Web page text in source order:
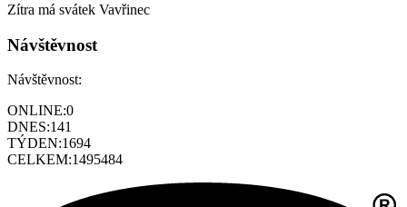
Zítra má svátek Vavřinec
Návštěvnost
Návštěvnost:
ONLINE:0
DNES:141
TÝDEN:1694
CELKEM:1495484